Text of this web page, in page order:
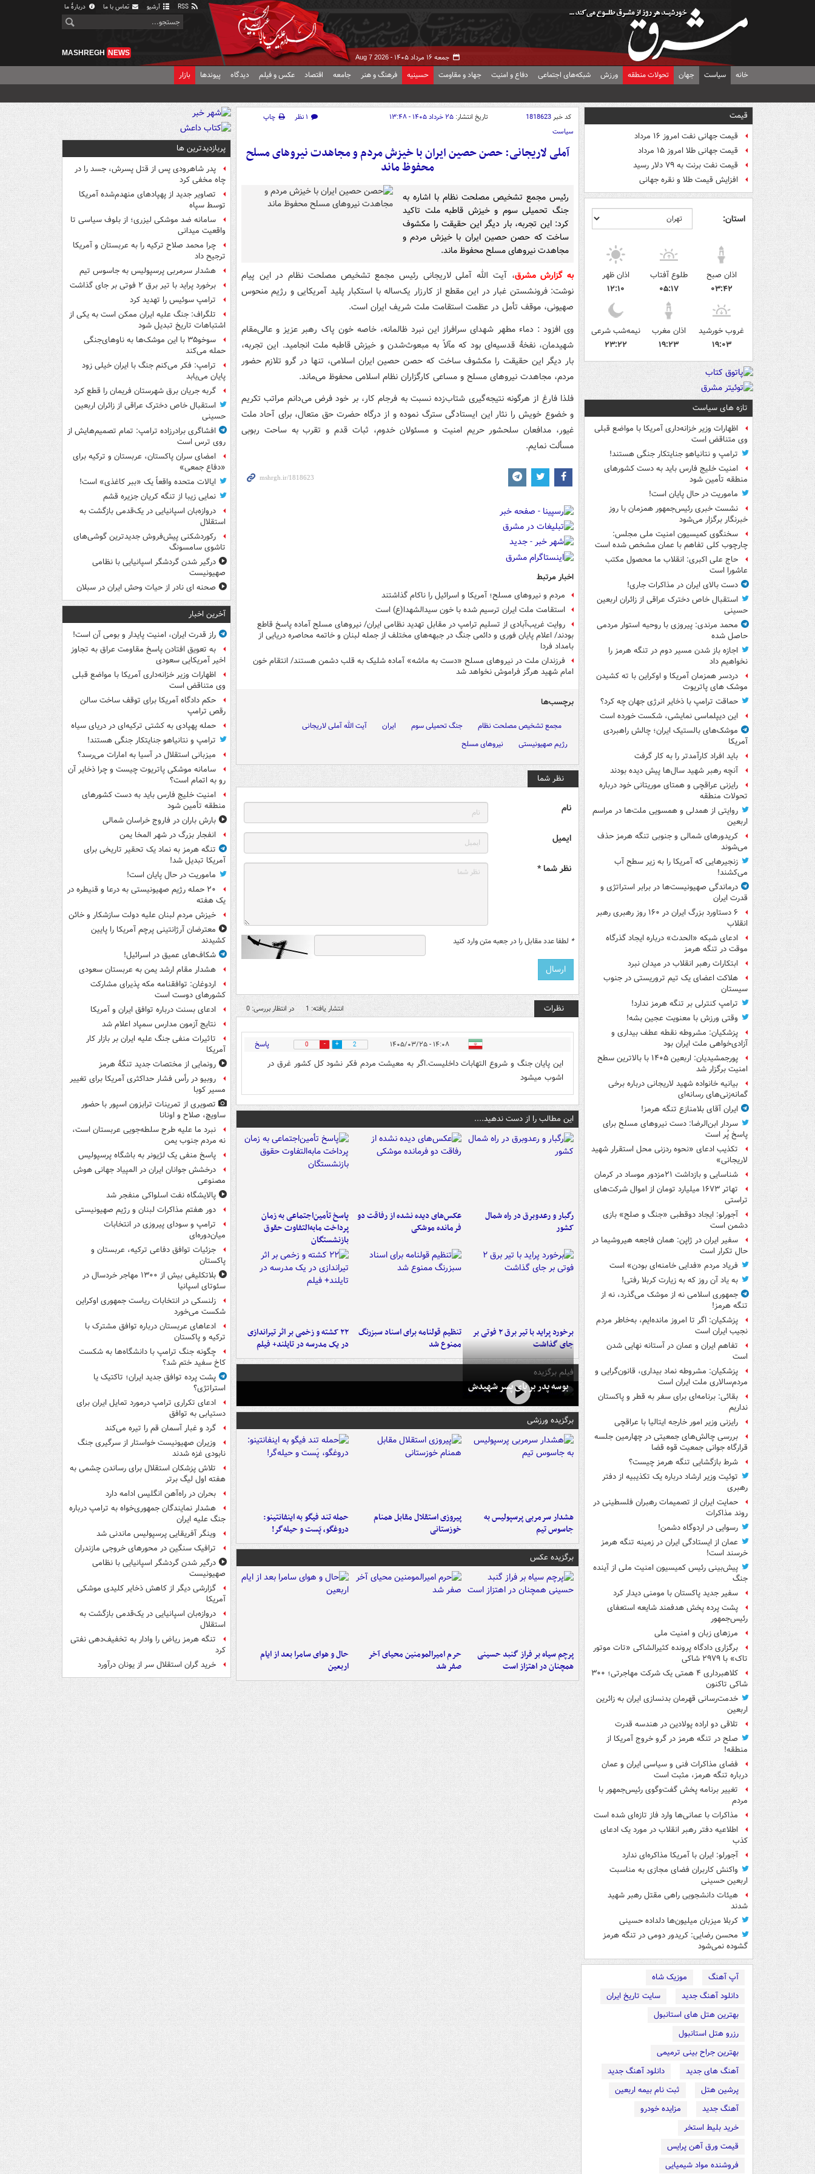
آرشیو تماس با ما دربارهٔ ما
جمعه ۱۶ مرداد ۱۴۰۵ - Aug 7 2026
MASHREGH NEWS
خانه سیاست جهان تحولات منطقه ورزش شبکه‌های اجتماعی دفاع و امنیت جهاد و مقاومت حسینیه فرهنگ و هنر جامعه اقتصاد عکس و فیلم دیدگاه پیوندها بازار
قیمت
قیمت جهانی نفت امروز ۱۶ مرداد
قیمت جهانی طلا امروز ۱۵ مرداد
قیمت نفت برنت به ۷۹ دلار رسید
افزایش قیمت طلا و نقره جهانی
استان:
اذان صبح
۰۳:۴۲
طلوع آفتاب
۰۵:۱۷
اذان ظهر
۱۲:۱۰
غروب خورشید
۱۹:۰۳
اذان مغرب
۱۹:۲۳
نیمه‌شب شرعی
۲۳:۲۲
تازه های سیاست
اظهارات وزیر خزانه‌داری آمریکا با مواضع قبلی
وی متناقض است
ترامپ و نتانیاهو جنایتکار جنگی هستند!
امنیت خلیج فارس باید به دست کشورهای
منطقه تأمین شود
ماموریت در حال پایان است!
نشست خبری رئیس‌جمهور همزمان با روز
خبرنگار برگزار می‌شود
سخنگوی کمیسیون امنیت ملی مجلس:
چارچوب کلی تفاهم با عمان مشخص شده است
حاج علی اکبری: انقلاب ما محصول مکتب
عاشورا است
دست بالای ایران در مذاکرات جاری!
استقبال خاص دخترک عراقی از زائران اربعین
حسینی
محمد مرندی: پیروزی با روحیه استوار مردمی
حاصل شده
اجازه باز شدن مسیر دوم در تنگه هرمز را
نخواهیم داد
دردسر همزمان آمریکا و اوکراین با ته کشیدن
موشک های پاتریوت
حماقت ترامپ با ذخایر انرژی جهان چه کرد؟
این دیپلماسی نمایشی، شکست خورده است
موشک‌های بالستیک ایران؛ چالش راهبردی
آمریکا
باید افراد کارآمدتر را به کار گرفت
آنچه رهبر شهید سال‌ها پیش دیده بودند
رایزنی عراقچی و همتای موریتانی خود درباره
تحولات منطقه
روایتی از همدلی و همسویی ملت‌ها در مراسم
اربعین
کریدورهای شمالی و جنوبی تنگه هرمز حذف
می‌شوند
زنجیرهایی که آمریکا را به زیر سطح آب
می‌کشند!
درماندگی صهیونیست‌ها در برابر استراتژی و
قدرت ایران
۶ دستاورد بزرگ ایران در ۱۶۰ روز رهبری رهبر
انقلاب
ادعای شبکه «الحدث» درباره ایجاد گذرگاه
موقت در تنگه هرمز
ابتکارات رهبر انقلاب در میدان نبرد
هلاکت اعضای یک تیم تروریستی در جنوب
سیستان
ترامپ کنترلی بر تنگه هرمز ندارد!
وقتی ورزش با معنویت عجین بشه!
پزشکیان: مشروطه نقطه عطف بیداری و
آزادی‌خواهی ملت ایران بود
پورجمشیدیان: اربعین ۱۴۰۵ با بالاترین سطح
امنیت برگزار شد
بیانیه خانواده شهید لاریجانی درباره برخی
گمانه‌زنی‌های رسانه‌ای
ایران آقای بلامنازع تنگه هرمز!
سردار ابن‌الرضا: دست نیروهای مسلح برای
پاسخ پُر است
تکذیب ادعای «نحوه ردزنی محل استقرار شهید
لاریجانی»
شناسایی و بازداشت ۲۱مزدور موساد در کرمان
تهاتر ۱۶۷۳ میلیارد تومان از اموال شرکت‌های
تراستی
آجورلو: ایجاد دوقطبی «جنگ و صلح‌» بازی
دشمن است
سفیر ایران در ژاپن: همان فاجعه هیروشیما در
حال تکرار است
فریاد مردم «فدایی خامنه‌ای بودن» است
به یاد آن روز که به زیارت کربلا رفتی!
جمهوری اسلامی نه از موشک می‌گذرد، نه از
تنگه هرمز!
پزشکیان: اگر تا امروز مانده‌ایم، به‌خاطر مردم
نجیب ایران است
تفاهم ایران و عمان در آستانه نهایی شدن
است
پزشکیان: مشروطه نماد بیداری، قانون‌گرایی و
مردم‌سالاری ملت ایران است
بقائی: برنامه‌ای برای سفر به قطر و پاکستان
نداریم
رایزنی وزیر امور خارجه ایتالیا با عراقچی
بررسی چالش‌های جمعیتی در چهارمین جلسه
قرارگاه جوانی جمعیت قوه قضا
شرط بازگشایی تنگه هرمز چیست؟
توئیت وزیر ارشاد درباره یک تکذیبیه از دفتر
رهبری
حمایت ایران از تصمیمات رهبران فلسطینی در
روند مذاکرات
رسوایی در اردوگاه دشمن!
عمان از ایستادگی ایران در زمینه تنگه هرمز
خرسند است!
پیش‌بینی رئیس کمیسیون امنیت ملی از آینده
جنگ
سفیر جدید پاکستان با مومنی دیدار کرد
پشت پرده پخش هدفمند شایعه استعفای
رئیس‌جمهور
مرزهای زبان و امنیت ملی
برگزاری دادگاه پرونده کثیرالشاکی «تات موتور
تاک» با ۲۹۷۹ شاکی
کلاهبرداری ۴ همتی یک شرکت مهاجرتی؛ ۳۰۰
شاکی تاکنون
خدمت‌رسانی قهرمان بدنسازی ایران به زائرین
اربعین
تلاقی دو اراده پولادین در هندسه قدرت
صلح در تنگه هرمز در گرو خروج آمریکا از
منطقه!
فضای مذاکرات فنی و سیاسی ایران و عمان
درباره تنگه هرمز، مثبت است
تغییر برنامه پخش گفت‌وگوی رئیس‌جمهور با
مردم
مذاکرات با عمانی‌ها وارد فاز تازه‌ای شده است
اطلاعیه دفتر رهبر انقلاب در مورد یک ادعای
کذب
آجورلو: ایران با آمریکا مذاکره‌ای ندارد
واکنش کاربران فضای مجازی به مناسبت
اربعین حسینی
هیئات دانشجویی راهی مقتل رهبر شهید
شدند
کربلا میزبان میلیون‌ها دلداده حسینی
محسن رضایی: کریدور دومی در تنگه هرمز
گشوده نمی‌شود
آپ آهنگ
موزیک شاه
دانلود آهنگ جدید
سایت تاریخ ایران
بهترین هتل های استانبول
رزرو هتل استانبول
بهترین جراح بینی ترمیمی
آهنگ های جدید
دانلود آهنگ جدید
پرشین هتل
ثبت نام بیمه اربعین
آهنگ جدید
مزایده خودرو
خرید بلیط استخر
قیمت ورق آهن پرایس
فروشنده مواد شیمیایی
کد خبر1818623 تاریخ انتشار: ۲۵ خرداد ۱۴۰۵ - ۱۳:۴۸ ۱ نظر
چاپ
سیاست
آملی لاریجانی: حصن حصین ایران با خیزش مردم و مجاهدت نیروهای مسلح
محفوظ ماند
رئیس مجمع تشخیص مصلحت نظام با اشاره به
جنگ تحمیلی سوم و خیزش قاطبه ملت تاکید
کرد: این تجربه، بار دیگر این حقیقت را مکشوف
ساخت که حصن حصین ایران با خیزش مردم و
مجاهدت نیروهای مسلح محفوظ ماند.
به گزارش مشرق، آیت الله آملی لاریجانی رئیس مجمع تشخیص مصلحت نظام در این پیام
نوشت: فرونشستن غبار در این مقطع از کارزار یک‌ساله با استکبار پلید آمریکایی و رژیم منحوس
صهیونی، موقف تأمل در عظمت استقامت ملت شریف ایران است.
وی افزود : دماء مطهر شهدای سرافراز این نبرد ظالمانه، خاصه خون پاک رهبر عزیز و عالی‌مقام
شهیدمان، نفخۀ قدسیه‌ای بود که مآلاً به مبعوث‌شدن و خیزش قاطبه ملت انجامید. این تجربه،
بار دیگر این حقیقت را مکشوف ساخت که حصن حصین ایران اسلامی، تنها در گرو تلازم حضور
مردم، مجاهدت نیروهای مسلح و مساعی کارگزاران نظام اسلامی محفوظ می‌ماند.
فلذا فارغ از هرگونه نتیجه‌گیری شتاب‌زده نسبت به فرجام کار، بر خود فرض می‌دانم مراتب تکریم
و خضوع خویش را نثار این ایستادگی سترگ نموده و از درگاه حضرت حق متعال، برای آحاد ملت
غیور، مدافعان سلحشور حریم امنیت و مسئولان خدوم، ثبات قدم و تقرب به ساحت ربوبی
مسألت نمایم.
اخبار مرتبط
مردم و نیروهای مسلح؛ آمریکا و اسرائیل را ناکام گذاشتند
استقامت ملت ایران ترسیم شده با خون سیدالشهدا(ع) است
روایت غریب‌آبادی از تسلیم ترامپ در مقابل تهدید نظامی ایران/ نیروهای مسلح آماده پاسخ قاطع
بودند/ اعلام پایان فوری و دائمی جنگ در جبهه‌های مختلف از جمله لبنان و خاتمه محاصره دریایی از
بامداد فردا
فرزندان ملت در نیروهای مسلح «دست به ماشه» آماده شلیک به قلب دشمن هستند/ انتقام خون
امام شهید هرگز فراموش نخواهد شد
برچسب‌ها
مجمع تشخیص مصلحت نظام جنگ تحمیلی سوم ایران
آیت الله آملی لاریجانی
رژیم صهیونیستی
نیروهای مسلح
نظر شما
نام
ایمیل
نظر شما *
* لطفا عدد مقابل را در جعبه متن وارد کنید
نظرات انتشار یافته: 1 در انتظار بررسی: 0
۱۴:۰۸ - ۱۴۰۵/۰۳/۲۵ 2
0 پاسخ
این پایان جنگ و شروع التهابات داخلیست.اگر به معیشت مردم فکر نشود کل کشور غرق در
اشوب میشود
این مطالب را از دست ندهید....
رگبار و رعدوبرق در راه شمال
کشور
عکس‌های دیده نشده از رفاقت دو
فرمانده‌ موشکی
پاسخ تأمین‌اجتماعی به زمان
پرداخت مابه‌التفاوت حقوق
بازنشستگان
برخورد پراید با تیر برق ۲ فوتی بر
جای گذاشت
تنظیم قولنامه برای اسناد سبزرنگ
ممنوع شد
۲۲ کشته و زخمی بر اثر تیراندازی
در یک مدرسه در تایلند+ فیلم
فیلم برگزیده
بوسه‌ پدر بر پای پسر شهیدش
برگزیده ورزشی
هشدار سرمربی پرسپولیس به
جاسوس تیم
پیروزی استقلال مقابل همنام
خوزستانی
حمله تند فیگو به اینفانتینو:
دروغگو، پَست‌ و حیله‌گر!
برگزیده عکس
پرچم سیاه بر فراز گنبد حسینی
همچنان در اهتزاز است
حرم امیرالمومنین محیای آخر
صفر شد
حال و هوای سامرا بعد از ایام
اربعین
پربازدیدترین ها
پدر شاهرودی پس از قتل پسرش، جسد را در
چاه مخفی کرد
تصاویر جدید از پهپادهای منهدم‌شده آمریکا
توسط سپاه
سامانه ضد موشکی لیزری؛ از بلوف سیاسی تا
واقعیت میدانی
چرا محمد صلاح ترکیه را به عربستان و آمریکا
ترجیح داد
هشدار سرمربی پرسپولیس به جاسوس تیم
برخورد پراید با تیر برق ۲ فوتی بر جای گذاشت
ترامپ سوئیس را تهدید کرد
تلگراف: جنگ علیه ایران ممکن است به یکی از
اشتباهات تاریخ تبدیل شود
سوخو۳۵ با این موشک‌ها به ناوهای‌جنگی
حمله می‌کند
ترامپ: فکر می‌کنم جنگ با ایران خیلی زود
پایان می‌یابد
گربه جریان برق شهرستان فریمان را قطع کرد
استقبال خاص دخترک عراقی از زائران اربعین
حسینی
افشاگری برادرزاده ترامپ: تمام تصمیم‌هایش از
روی ترس است
امضای سران پاکستان، عربستان و ترکیه برای
«دفاع جمعی»
ایالات متحده واقعاً یک «ببر کاغذی» است!
نمایی زیبا از تنگه کریان جزیره قشم
دروازه‌بان اسپانیایی در یک‌قدمی بازگشت به
استقلال
رکوردشکنی پیش‌فروش جدیدترین گوشی‌های
تاشوی سامسونگ
درگیر شدن گردشگر اسپانیایی با نظامی
صهیونیست
صحنه ای نادر از حیات وحش ایران در سبلان
آخرین اخبار
راز قدرت ایران، امنیت پایدار و بومی آن است!
به تعویق افتادن پاسخ مقاومت عراق به تجاوز
اخیر آمریکایی سعودی
اظهارات وزیر خزانه‌داری آمریکا با مواضع قبلی
وی متناقض است
حکم دادگاه آمریکا برای توقف ساخت سالن
رقص ترامپ
حمله پهپادی به کشتی ترکیه‌ای در دریای سیاه
ترامپ و نتانیاهو جنایتکار جنگی هستند!
میزبانی استقلال در آسیا به امارات می‌رسد؟
سامانه موشکی پاتریوت چیست و چرا ذخایر آن
رو به اتمام است؟
امنیت خلیج فارس باید به دست کشورهای
منطقه تأمین شود
بارش باران در فاروج خراسان شمالی
انفجار بزرگ در شهر المخا یمن
تنگه هرمز به نماد یک تحقیر تاریخی برای
آمریکا تبدیل شد!
ماموریت در حال پایان است!
۲۰ حمله رژیم صهیونیستی به درعا و قنیطره در
یک هفته
خیزش مردم لبنان علیه دولت سازشکار و خائن
معترضان آرژانتینی پرچم آمریکا را پایین
کشیدند
شکاف‌های عمیق در اسرائیل!
هشدار مقام ارشد یمن به عربستان سعودی
اردوغان: توافقنامه مکه پذیرای مشارکت
کشورهای دوست است
ادعای بسنت درباره توافق ایران و آمریکا
نتایج آزمون مدارس سمپاد اعلام شد
تاثیرات منفی جنگ علیه ایران بر بازار کار
آمریکا
رونمایی از مختصات جدید تنگۀ هرمز
روبیو در رأس فشار حداکثری آمریکا برای تغییر
مسیر کوبا
تصویری از تمرینات ترابزون اسپور با حضور
ساویچ، صلاح و اونانا
نبرد ما علیه طرح سلطه‌جویی عربستان است،
نه مردم جنوب یمن
پاسخ منفی یک لژیونر به باشگاه پرسپولیس
درخشش جوانان ایران در المپیاد جهانی هوش
مصنوعی
پالایشگاه نفت اسلواکی منفجر شد
دور هفتم مذاکرات لبنان و رژیم صهیونیستی
ترامپ و سودای پیروزی در انتخابات
میان‌دوره‌ای
جزئیات توافق دفاعی ترکیه، عربستان و
پاکستان
بلاتکلیفی بیش از ۱۳۰۰ مهاجر خردسال در
سئوتای اسپانیا
زلنسکی در انتخابات ریاست جمهوری اوکراین
شکست می‌خورد
ادعاهای عربستان درباره توافق مشترک با
ترکیه و پاکستان
چگونه جنگ ترامپ با دانشگاه‌ها به شکست
کاخ سفید ختم شد؟
پشت پرده توافق جدید ایران؛ تاکتیک یا
استراتژی؟
ادعای تکراری ترامپ درمورد تمایل ایران برای
دستیابی به توافق
گرد و غبار آسمان قم را تیره می‌کند
وزیران صهیونیست خواستار از سرگیری جنگ
نابودی غزه شدند
تلاش پزشکان استقلال برای رساندن چشمی به
هفته اول لیگ برتر
بحران در راه‌آهن انگلیس ادامه دارد
هشدار نمایندگان جمهوری‌خواه به ترامپ درباره
جنگ علیه ایران
وینگر آفریقایی پرسپولیس ماندنی شد
ترافیک سنگین در محورهای خروجی مازندران
درگیر شدن گردشگر اسپانیایی با نظامی
صهیونیست
گزارشی دیگر از کاهش ذخایر کلیدی موشکی
آمریکا
دروازه‌بان اسپانیایی در یک‌قدمی بازگشت به
استقلال
تنگه هرمز ریاض را وادار به تخفیف‌دهی نفتی
کرد
خرید گران استقلال سر از یونان درآورد